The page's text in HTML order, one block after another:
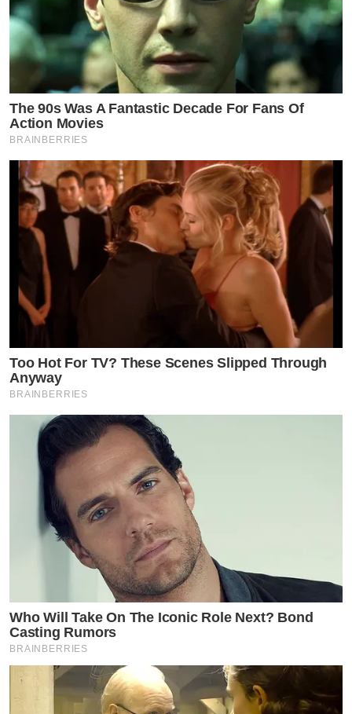
The 90s Was A Fantastic Decade For Fans Of
Action Movies
BRAINBERRIES
Too Hot For TV? These Scenes Slipped Through
Anyway
BRAINBERRIES
Who Will Take On The Iconic Role Next? Bond
Casting Rumors
BRAINBERRIES